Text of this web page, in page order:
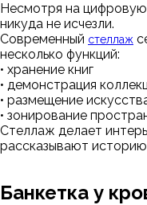
Несмотря на
никуда не исчезли.
Современный стеллаж
несколько функций:
• хранение книг
• демонстрация
• размещение
• зонирование
Стеллаж делает
рассказывают
Банкетка у